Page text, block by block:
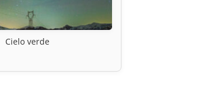
Cielo verde